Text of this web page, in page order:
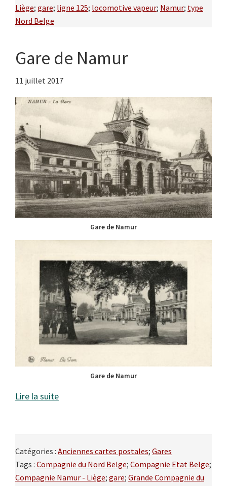
Liège; gare; ligne 125; locomotive vapeur; Namur; type
Nord Belge
Gare de Namur
11 juillet 2017
Gare de Namur
Gare de Namur
Lire la suite
Catégories : Anciennes cartes postales; Gares
Tags : Compagnie du Nord Belge; Compagnie Etat Belge;
Compagnie Namur - Liège; gare; Grande Compagnie du